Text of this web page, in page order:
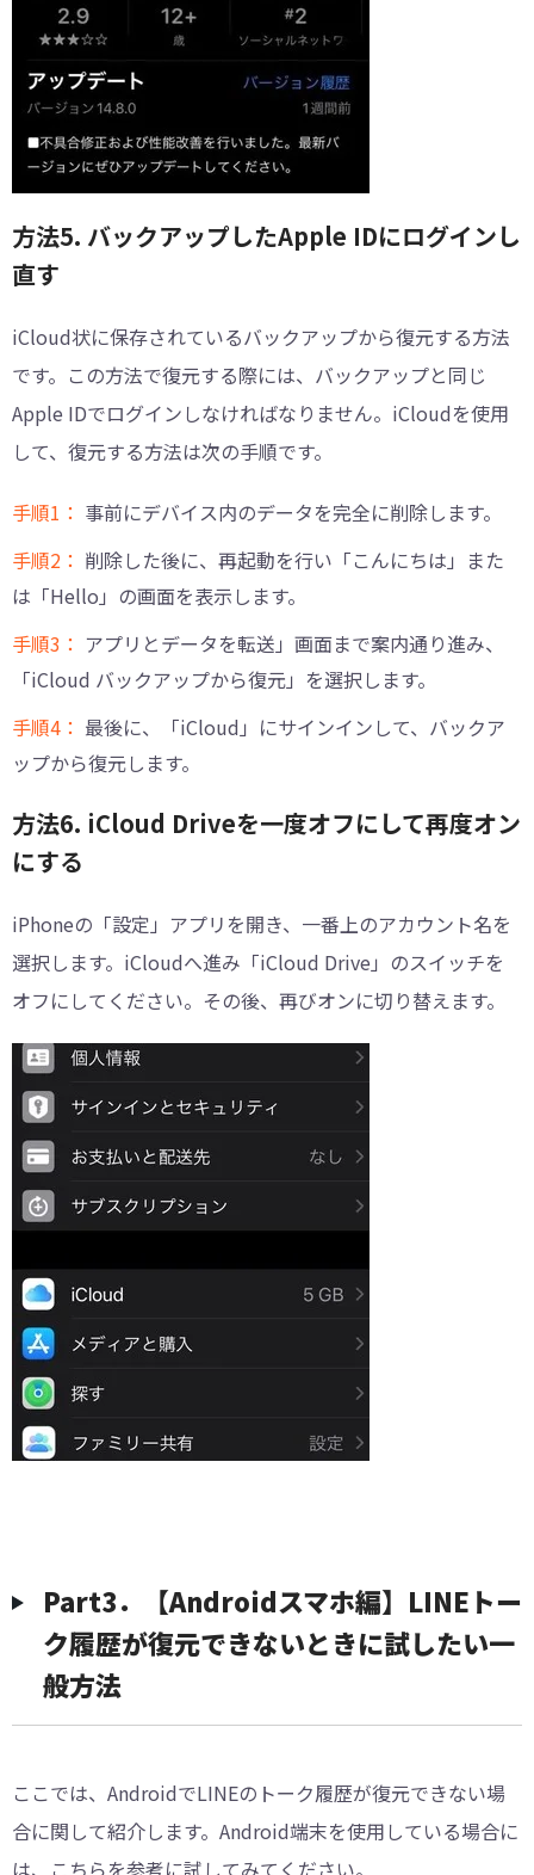
方法5. バックアップしたApple IDにログインし
直す
iCloud状に保存されているバックアップから復元する方法
です。この方法で復元する際には、バックアップと同じ
Apple IDでログインしなければなりません。iCloudを使用
して、復元する方法は次の手順です。
手順1： 事前にデバイス内のデータを完全に削除します。
手順2： 削除した後に、再起動を行い「こんにちは」また
は「Hello」の画面を表示します。
手順3： アプリとデータを転送」画面まで案内通り進み、
「iCloud バックアップから復元」を選択します。
手順4： 最後に、「iCloud」にサインインして、バックア
ップから復元します。
方法6. iCloud Driveを一度オフにして再度オン
にする
iPhoneの「設定」アプリを開き、一番上のアカウント名を
選択します。iCloudへ進み「iCloud Drive」のスイッチを
オフにしてください。その後、再びオンに切り替えます。
Part3．【Androidスマホ編】LINEトー
ク履歴が復元できないときに試したい一
般方法
ここでは、AndroidでLINEのトーク履歴が復元できない場
合に関して紹介します。Android端末を使用している場合に